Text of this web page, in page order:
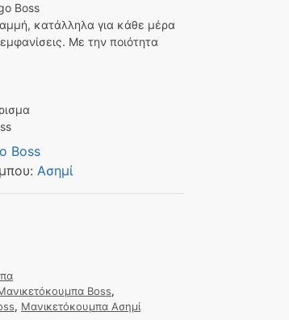
Boss
κατάλληλα για κάθε μέρα
Με την ποιότητα
Boss
:Ασημί
Boss,
, Μανικετόκουμπα Ασημί